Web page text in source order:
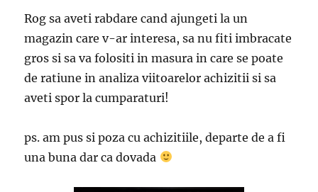
Rog sa aveti rabdare cand ajungeti la un
magazin care v-ar interesa, sa nu fiti imbracate
gros si sa va folositi in masura in care se poate
de ratiune in analiza viitoarelor achizitii si sa
aveti spor la cumparaturi!
ps. am pus si poza cu achizitiile, departe de a fi
una buna dar ca dovada